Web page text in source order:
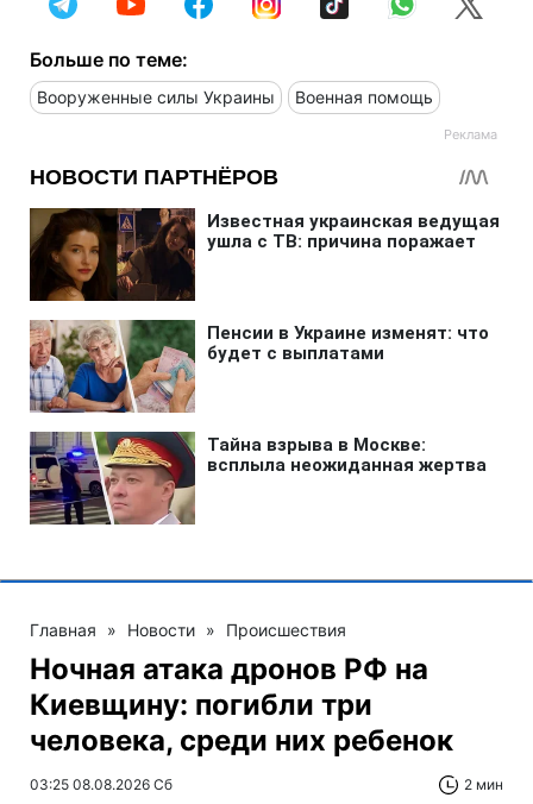
Больше по теме:
Вооруженные силы Украины Военная помощь
Главная » Новости » Происшествия
Ночная атака дронов РФ на
Киевщину: погибли три
человека, среди них ребенок
03:25 08.08.2026 Сб 2 мин